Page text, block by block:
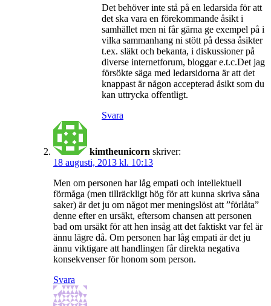
Det behöver inte stå på en ledarsida för att
det ska vara en förekommande åsikt i
samhället men ni får gärna ge exempel på i
vilka sammanhang ni stött på dessa åsikter
t.ex. släkt och bekanta, i diskussioner på
diverse internetforum, bloggar e.t.c.Det jag
försökte säga med ledarsidorna är att det
knappast är någon accepterad åsikt som du
kan uttrycka offentligt.
Svara
kimtheunicorn skriver:
18 augusti, 2013 kl. 10:13
Men om personen har låg empati och intellektuell
förmåga (men tillräckligt hög för att kunna skriva såna
saker) är det ju om något mer meningslöst att ”förlåta”
denne efter en ursäkt, eftersom chansen att personen
bad om ursäkt för att hen insåg att det faktiskt var fel är
ännu lägre då. Om personen har låg empati är det ju
ännu viktigare att handlingen får direkta negativa
konsekvenser för honom som person.
Svara